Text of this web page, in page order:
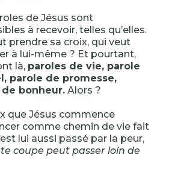
de Jésus sont
à recevoir, telles qu’elles.
prendre sa croix, qui veut
à lui-même ? Et pourtant,
là, paroles de vie, parole
parole de promesse,
bonheur.Alors ?
que Jésus commence
comme chemin de vie fait
lui aussi passé par la peur,
coupe peut passer loin de